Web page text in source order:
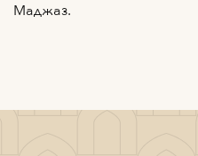
Маджаз.